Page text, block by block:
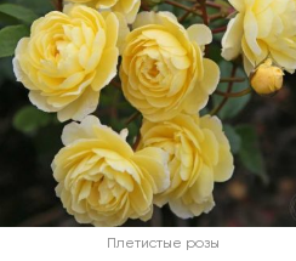
Плетистые розы